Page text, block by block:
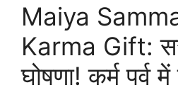
Maiya
Karma Gift:
घोषणा! कर्म पर्व में